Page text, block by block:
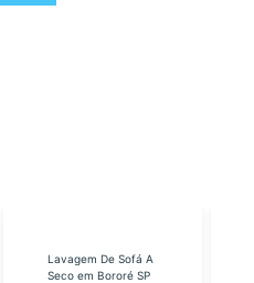
Lavagem De Sofá A
Seco em Bororé SP